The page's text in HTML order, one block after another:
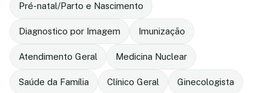
Pré-natal/Parto e Nascimento
Diagnostico por Imagem Imunização
Atendimento Geral Medicina Nuclear
Saúde da Família Clínico Geral Ginecologista